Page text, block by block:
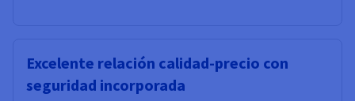
Excelente relación calidad-precio con
seguridad incorporada